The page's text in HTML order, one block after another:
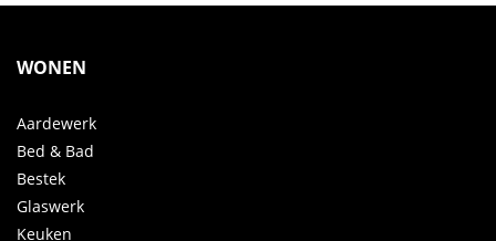
WONEN
Aardewerk
Bed & Bad
Bestek
Glaswerk
Keuken